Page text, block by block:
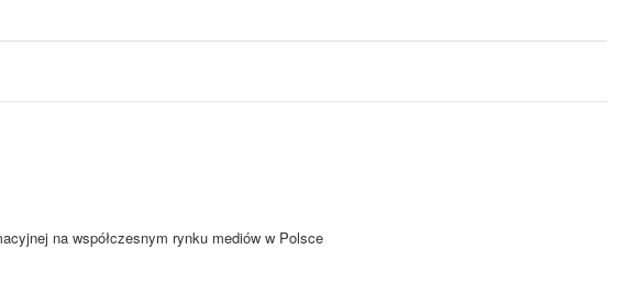
na współczesnym rynku mediów w Polsce